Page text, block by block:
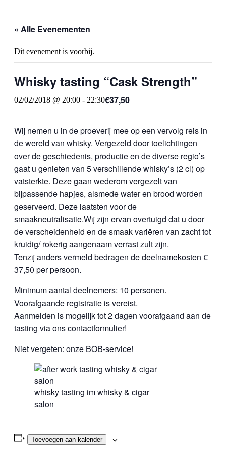
« Alle Evenementen
Dit evenement is voorbij.
Whisky tasting “Cask Strength”
02/02/2018 @ 20:00 - 22:30€37,50
Wij nemen u in de proeverij mee op een vervolg reis in
de wereld van whisky. Vergezeld door toelichtingen
over de geschiedenis, productie en de diverse regio’s
gaat u genieten van 5 verschillende whisky’s (2 cl) op
vatsterkte. Deze gaan wederom vergezelt van
bijpassende hapjes, alsmede water en brood worden
geserveerd. Deze laatsten voor de
smaakneutralisatie.Wij zijn ervan overtuigd dat u door
de verscheidenheid en de smaak variëren van zacht tot
kruidig/ rokerig aangenaam verrast zult zijn.
Tenzij anders vermeld bedragen de deelnamekosten €
37,50 per persoon.
Minimum aantal deelnemers: 10 personen.
Voorafgaande registratie is vereist.
Aanmelden is mogelijk tot 2 dagen voorafgaand aan de
tasting via ons contactformulier!
Niet vergeten: onze BOB-service!
whisky tasting im whisky & cigar
salon
Toevoegen aan kalender